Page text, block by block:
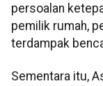
persoalan
pemilik rumah,
terdampak
Sementara itu,